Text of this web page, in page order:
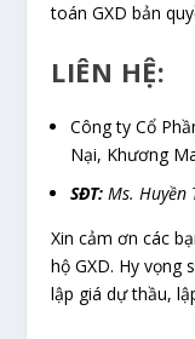
toán GXD bản
LIÊN HỆ:
Công ty Cổ
Nại, Khương
SĐT:Ms. Huyền
Xin cảm ơn các
hộ GXD. Hy vọng
lập giá dự thầu,